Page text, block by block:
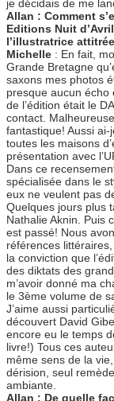
je décidais de me
Allan : Comment
Editions Nuit
l’illustratrice
Michelle : En fait,
Grande Bretagne
saxons mes photos
presque aucun écho
de l’édition était le
contact.
fantastique! Aussi
toutes les maisons
présentation avec
Dans ce
spécialisée dans le
eux ne veulent pas
Quelques jours plus
Nathalie Aknin. Puis
est passé! Nous
références
la conviction que
des diktats des
m’avoir donné ma
le 3ème volume de
J’aime aussi
découvert David
encore eu le temps
livre!) Tous ces
même sens de la
dérision, seul
ambiante.
Allan : De quelle